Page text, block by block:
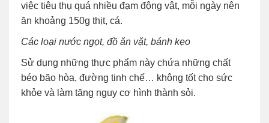
việc tiêu thụ quá nhiều đạm động vật, mỗi ngày nên
ăn khoảng 150g thịt, cá.
Các loại nước ngọt, đồ ăn vặt, bánh kẹo
Sử dụng những thực phẩm này chứa những chất
béo bão hòa, đường tinh chế… không tốt cho sức
khỏe và làm tăng nguy cơ hình thành sỏi.